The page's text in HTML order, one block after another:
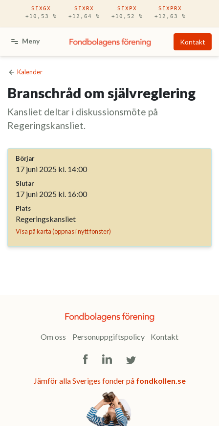
Hoppa till huvudinnehåll
SIXGX
+10,53 %
SIXRX
+12,64 %
SIXPX
+10,52 %
SIXPRX
+12,63 %
Meny Kontakt
Kalender
Branschråd om självreglering
Kansliet deltar i diskussionsmöte på
Regeringskansliet.
Börjar
17 juni 2025 kl. 14:00
Slutar
17 juni 2025 kl. 16:00
Plats
Regeringskansliet
Visa på karta (öppnas i nytt fönster)
Om oss Personuppgiftspolicy Kontakt
FacebookLinkedIn
Jämför alla Sveriges fonder på fondkollen.se